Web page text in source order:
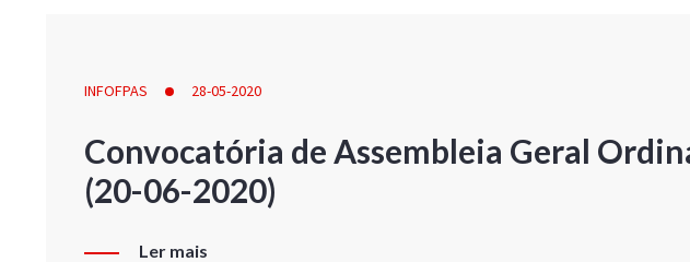
INFOFPAS 28-05-2020
Convocatória de Assembleia Geral
(20-06-2020)
Ler mais